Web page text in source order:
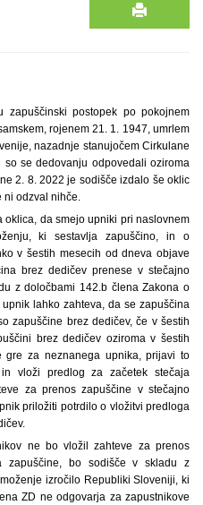
zapuščinski postopek po pokojnem
rojenem 21. 1. 1947, umrlem
nazadnje stanujočem Cirkulane
se dedovanju odpovedali oziroma
2. 8. 2022 je sodišče izdalo še oklic
ni odzval nihče.
da smejo upniki pri naslovnem
ki sestavlja zapuščino, in o
v šestih mesecih od dneva objave
brez dedičev prenese v stečajno
z določbami 142.b člena Zakona o
lahko zahteva, da se zapuščina
zapuščine brez dedičev, če v šestih
brez dedičev oziroma v šestih
za neznanega upnika, prijavi to
vloži predlog za začetek stečaja
za prenos zapuščine v stečajno
priložiti potrdilo o vložitvi predloga
ne bo vložil zahteve za prenos
zapuščine, bo sodišče v skladu z
izročilo Republiki Sloveniji, ki
ZD ne odgovarja za zapustnikove